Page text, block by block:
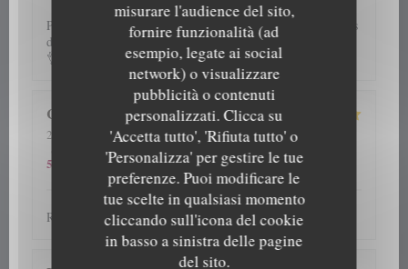
misurare l'audience del sito,
fornire funzionalità (ad
esempio, legate ai social
network) o visualizzare
pubblicità o contenuti
personalizzati. Clicca su
'Accetta tutto', 'Rifiuta tutto' o
'Personalizza' per gestire le tue
preferenze. Puoi modificare le
tue scelte in qualsiasi momento
cliccando sull'icona del cookie
in basso a sinistra delle pagine
del sito.
Plats savoureux,service impeccable,plusieurs fois nous avons
dîner dans cet établissement et jamais déçue.Je recommande
👌
Cathy
2026-08-06
- 13:00 - Ospiti 2
5/5 Atmosfera /5 5 Qualità / Prezzo
5
Repas et accueil toujours au top